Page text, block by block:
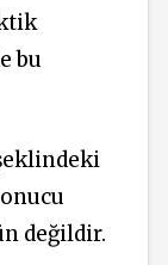
bu
değildir.